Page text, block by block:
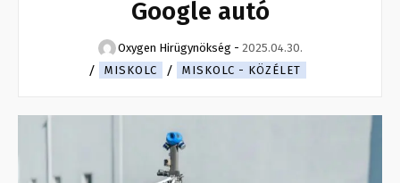
Google autó
Oxygen Hirügynökség - 2025.04.30.
MISKOLC
MISKOLC - KÖZÉLET